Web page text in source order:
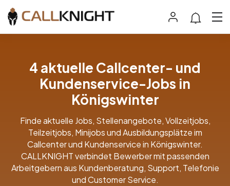
4 aktuelle Callcenter- und
Kundenservice-Jobs in
Königswinter
Finde aktuelle Jobs, Stellenangebote, Vollzeitjobs,
Teilzeitjobs, Minijobs und Ausbildungsplätze im
Callcenter und Kundenservice in Königswinter.
CALLKNIGHT verbindet Bewerber mit passenden
Arbeitgebern aus Kundenberatung, Support, Telefonie
und Customer Service.